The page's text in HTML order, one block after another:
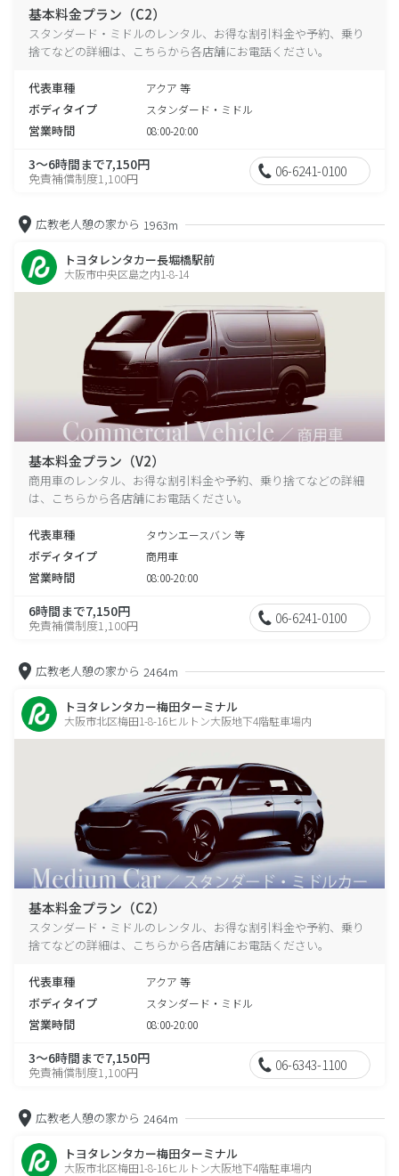
基本料金プラン（C2）
スタンダード・ミドルのレンタル、お得な割引料金や予約、乗り
捨てなどの詳細は、こちらから各店舗にお電話ください。
代表車種 アクア 等
ボディタイプ スタンダード・ミドル
営業時間 08:00-20:00
3～6時間まで7,150円
免責補償制度1,100円 06-6241-0100
広教老人憩の家から 1963m
トヨタレンタカー長堀橋駅前
大阪市中央区島之内1-8-14
基本料金プラン（V2）
商用車のレンタル、お得な割引料金や予約、乗り捨てなどの詳細
は、こちらから各店舗にお電話ください。
代表車種 タウンエースバン 等
ボディタイプ 商用車
営業時間 08:00-20:00
6時間まで7,150円
免責補償制度1,100円 06-6241-0100
広教老人憩の家から 2464m
トヨタレンタカー梅田ターミナル
大阪市北区梅田1-8-16ヒルトン大阪地下4階駐車場内
基本料金プラン（C2）
スタンダード・ミドルのレンタル、お得な割引料金や予約、乗り
捨てなどの詳細は、こちらから各店舗にお電話ください。
代表車種 アクア 等
ボディタイプ スタンダード・ミドル
営業時間 08:00-20:00
3～6時間まで7,150円
免責補償制度1,100円 06-6343-1100
広教老人憩の家から 2464m
トヨタレンタカー梅田ターミナル
大阪市北区梅田1-8-16ヒルトン大阪地下4階駐車場内